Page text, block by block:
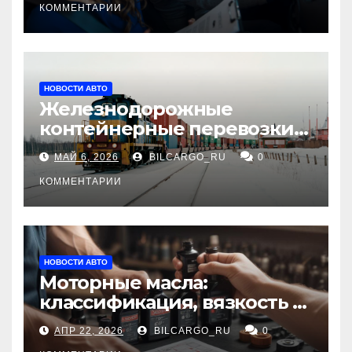
КОММЕНТАРИИ
НОВОСТИ АВТО
Железнодорожные
контейнерные перевозки
из Китая в Россию:
маршруты, сроки и
требования
МАЙ 6, 2026 BILCARGO_RU 0
КОММЕНТАРИИ
НОВОСТИ АВТО
Моторные масла:
классификация, вязкость и
рекомендации по выбору
для различных типов
АПР 22, 2026 BILCARGO_RU 0